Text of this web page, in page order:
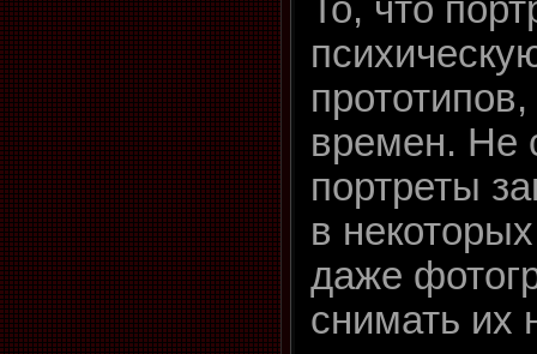
То, что
времен. Не
портреты
в
даже
снимать их